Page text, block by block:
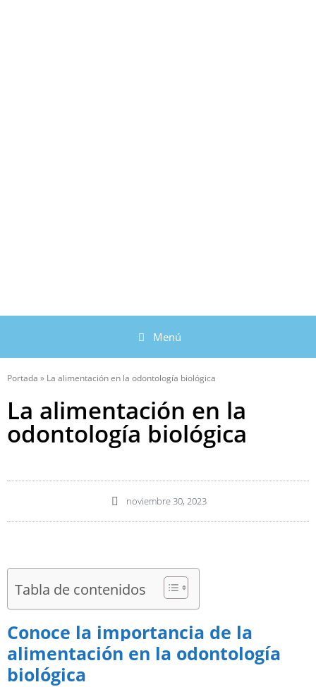
Menú
Portada » La alimentación en la odontología biológica
La alimentación en la
odontología biológica
noviembre 30, 2023
Tabla de contenidos
Conoce la importancia de la
alimentación en la odontología
biológica